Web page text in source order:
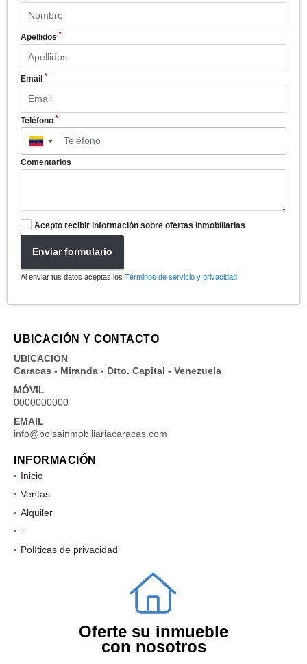
Apellidos *
Email *
Teléfono *
▼
Comentarios
Acepto recibir información sobre ofertas inmobiliarias
Enviar formulario
Al enviar tus datos aceptas los Términos de servicio y privacidad
UBICACIÓN Y CONTACTO
UBICACIÓN
Caracas - Miranda - Dtto. Capital - Venezuela
MÓVIL
0000000000
EMAIL
info@bolsainmobiliariacaracas.com
INFORMACIÓN
Inicio
Ventas
Alquiler
-
Políticas de privacidad
Oferte su inmueble
con nosotros